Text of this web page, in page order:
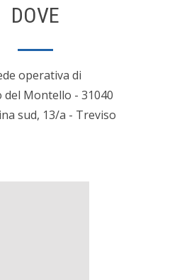
DOVE
operativa di
del Montello - 31040
sud, 13/a - Treviso